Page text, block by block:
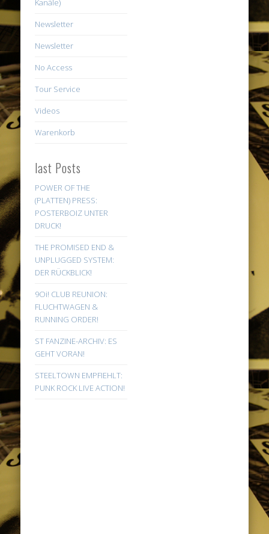
Kanäle)
Newsletter
Newsletter
No Access
Tour Service
Videos
Warenkorb
last Posts
POWER OF THE
(PLATTEN) PRESS:
POSTERBOIZ UNTER
DRUCK!
THE PROMISED END &
UNPLUGGED SYSTEM:
DER RÜCKBLICK!
9Oi! CLUB REUNION:
FLUCHTWAGEN &
RUNNING ORDER!
ST FANZINE-ARCHIV: ES
GEHT VORAN!
STEELTOWN EMPFIEHLT:
PUNK ROCK LIVE ACTION!